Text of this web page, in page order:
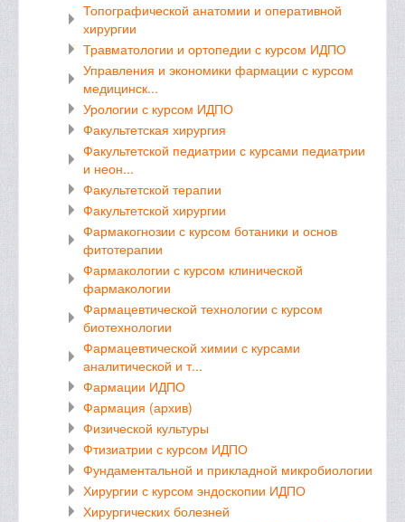
Топографической анатомии и оперативной
хирургии
Травматологии и ортопедии с курсом ИДПО
Управления и экономики фармации с курсом
медицинск...
Урологии с курсом ИДПО
Факультетская хирургия
Факультетской педиатрии с курсами педиатрии
и неон...
Факультетской терапии
Факультетской хирургии
Фармакогнозии с курсом ботаники и основ
фитотерапии
Фармакологии с курсом клинической
фармакологии
Фармацевтической технологии с курсом
биотехнологии
Фармацевтической химии с курсами
аналитической и т...
Фармации ИДПО
Фармация (архив)
Физической культуры
Фтизиатрии с курсом ИДПО
Фундаментальной и прикладной микробиологии
Хирургии с курсом эндоскопии ИДПО
Хирургических болезней